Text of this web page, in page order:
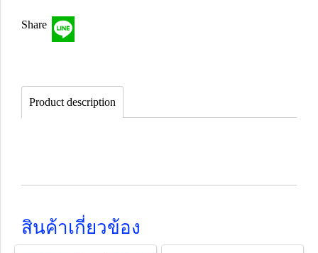
Share
Product description
สินค้าเกี่ยวข้อง